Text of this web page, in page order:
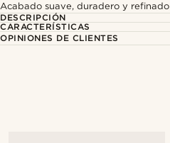
Acabado suave, duradero y refinado
DESCRIPCIÓN
CARACTERÍSTICAS
OPINIONES DE CLIENTES